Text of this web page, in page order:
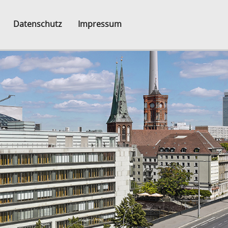
Datenschutz Impressum